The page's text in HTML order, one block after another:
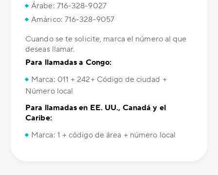
Árabe: 716-328-9027
Amárico: 716-328-9057
Cuando se te solicite, marca el número al que
deseas llamar.
Para llamadas a Congo:
Marca: 011 + 242+ Código de ciudad +
Número local
Para llamadas en EE. UU., Canadá y el
Caribe:
Marca: 1 + código de área + número local